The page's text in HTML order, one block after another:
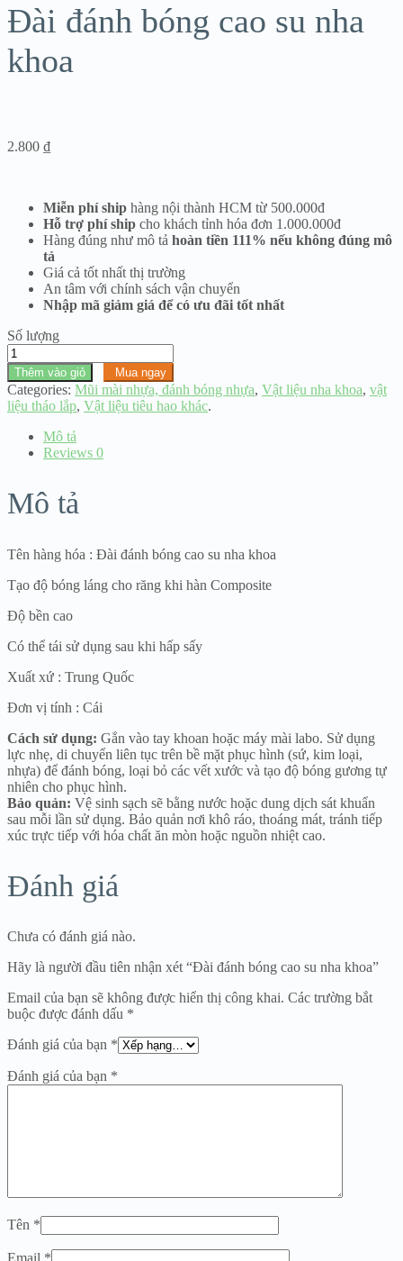
Đài đánh bóng cao su nha
khoa
2.800 ₫
Miễn phí ship hàng nội thành HCM từ 500.000đ
Hỗ trợ phí ship cho khách tỉnh hóa đơn 1.000.000đ
Hàng đúng như mô tả hoàn tiền 111% nếu không đúng mô
tả
Giá cả tốt nhất thị trường
An tâm với chính sách vận chuyển
Nhập mã giảm giá để có ưu đãi tốt nhất
Số lượng
Đài
đánh
bóng
cao
su
khoa
Thêm vào giỏ Mua ngay
Categories: Mũi mài nhựa, đánh bóng nhựa, Vật liệu nha khoa, vật
liệu tháo lắp, Vật liệu tiêu hao khác.
Mô tả
Reviews 0
Mô tả
Tên hàng hóa : Đài đánh bóng cao su nha khoa
Tạo độ bóng láng cho răng khi hàn Composite
Độ bền cao
Có thể tái sử dụng sau khi hấp sấy
Xuất xứ : Trung Quốc
Đơn vị tính : Cái
Cách sử dụng: Gắn vào tay khoan hoặc máy mài labo. Sử dụng
lực nhẹ, di chuyển liên tục trên bề mặt phục hình (sứ, kim loại,
nhựa) để đánh bóng, loại bỏ các vết xước và tạo độ bóng gương tự
nhiên cho phục hình.
Bảo quản: Vệ sinh sạch sẽ bằng nước hoặc dung dịch sát khuẩn
sau mỗi lần sử dụng. Bảo quản nơi khô ráo, thoáng mát, tránh tiếp
xúc trực tiếp với hóa chất ăn mòn hoặc nguồn nhiệt cao.
Đánh giá
Chưa có đánh giá nào.
Hãy là người đầu tiên nhận xét “Đài đánh bóng cao su nha khoa”
Email của bạn sẽ không được hiển thị công khai. Các trường bắt
buộc được đánh dấu *
Đánh giá của bạn *
Đánh giá của bạn *
Tên *
Email *